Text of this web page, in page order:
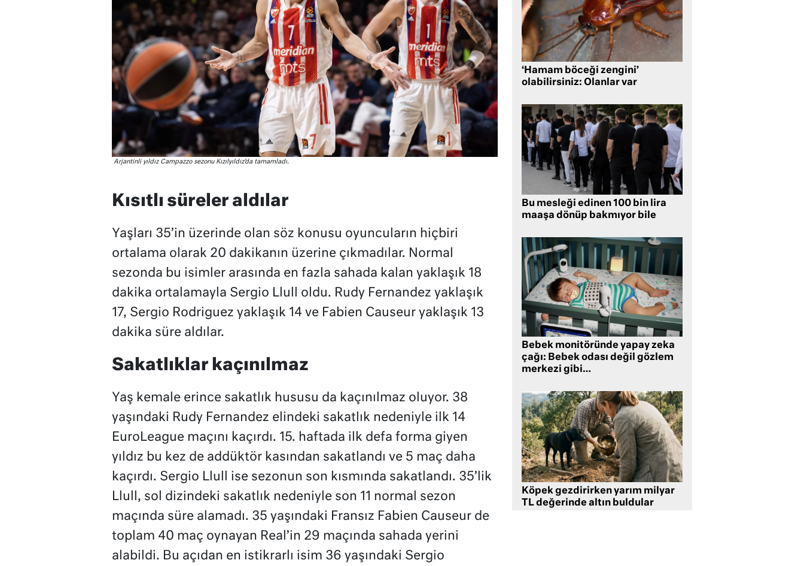
Arjantinli yıldız Campazzo sezonu Kızılyıldız’da tamamladı.
Kısıtlı süreler aldılar
Yaşları 35’in üzerinde olan söz konusu oyuncuların hiçbiri
ortalama olarak 20 dakikanın üzerine çıkmadılar. Normal
sezonda bu isimler arasında en fazla sahada kalan yaklaşık 18
dakika ortalamayla Sergio Llull oldu. Rudy Fernandez yaklaşık
17, Sergio Rodriguez yaklaşık 14 ve Fabien Causeur yaklaşık 13
dakika süre aldılar.
Sakatlıklar kaçınılmaz
Yaş kemale erince sakatlık hususu da kaçınılmaz oluyor. 38
yaşındaki Rudy Fernandez elindeki sakatlık nedeniyle ilk 14
EuroLeague maçını kaçırdı. 15. haftada ilk defa forma giyen
yıldız bu kez de addüktör kasından sakatlandı ve 5 maç daha
kaçırdı. Sergio Llull ise sezonun son kısmında sakatlandı. 35’lik
Llull, sol dizindeki sakatlık nedeniyle son 11 normal sezon
maçında süre alamadı. 35 yaşındaki Fransız Fabien Causeur de
toplam 40 maç oynayan Real’in 29 maçında sahada yerini
alabildi. Bu açıdan en istikrarlı isim 36 yaşındaki Sergio
‘Hamam böceği zengini’
olabilirsiniz: Olanlar var
Bu mesleği edinen 100 bin lira
maaşa dönüp bakmıyor bile
Bebek monitöründe yapay zeka
çağı: Bebek odası değil gözlem
merkezi gibi…
Köpek gezdirirken yarım milyar
TL değerinde altın buldular